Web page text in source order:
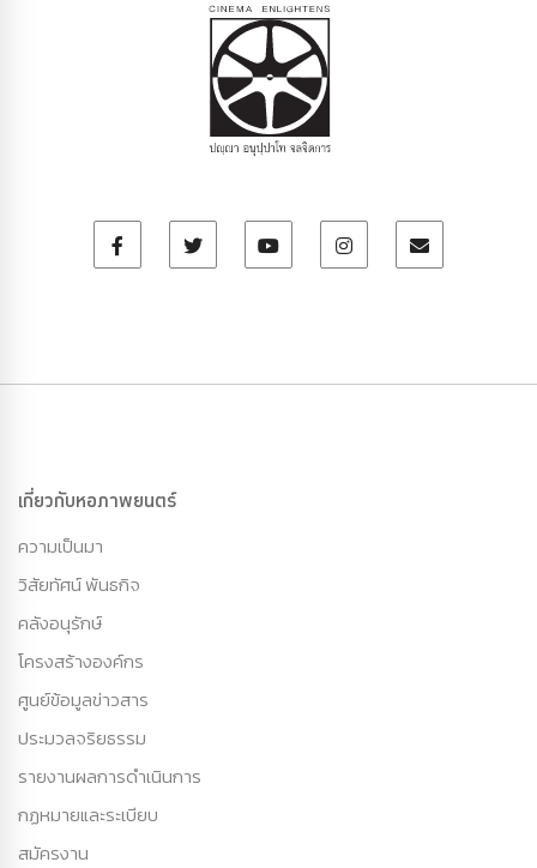
เกี่ยวกับหอภาพยนตร์
ความเป็นมา
วิสัยทัศน์ พันธกิจ
คลังอนุรักษ์
โครงสร้างองค์กร
ศูนย์ข้อมูลข่าวสาร
ประมวลจริยธรรม
รายงานผลการดำเนินการ
กฏหมายและระเบียบ
สมัครงาน